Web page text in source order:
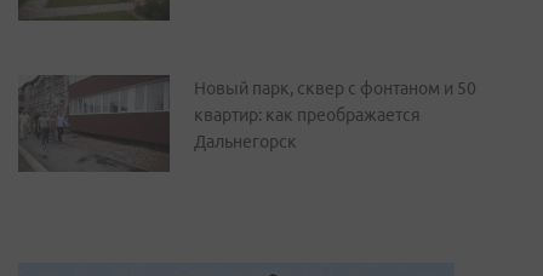
Новый парк, сквер с фонтаном и 50
квартир: как преображается
Дальнегорск